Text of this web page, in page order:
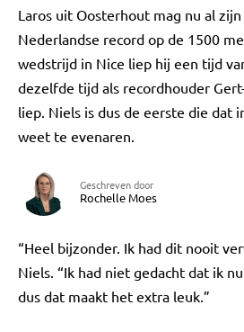
Laros uit Oosterhout mag nu al
Nederlandse record op de 1500
wedstrijd in Nice liep hij een tijd
dezelfde tijd als recordhouder
liep. Niels is dus de eerste die dat
weet te evenaren.
Geschreven door
Rochelle Moes
“Heel bijzonder. Ik had dit nooit
Niels. “Ik had niet gedacht dat ik
dus dat maakt het extra leuk.”